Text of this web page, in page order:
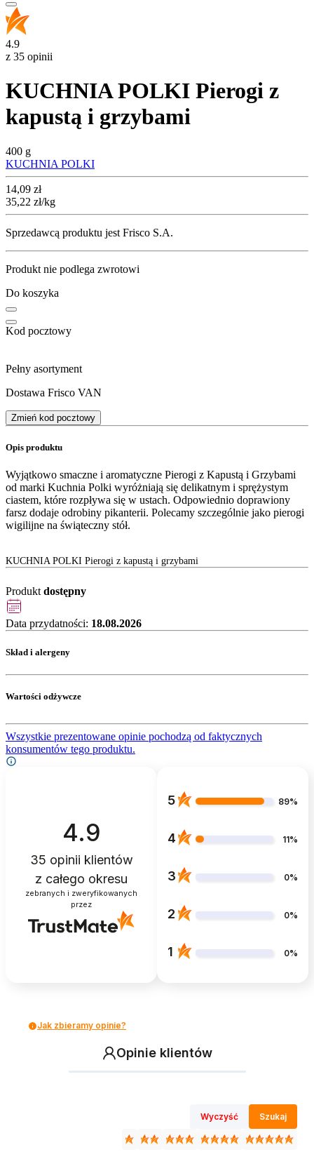
4.9
z 35 opinii
KUCHNIA POLKI Pierogi z
kapustą i grzybami
400 g
KUCHNIA POLKI
Cena
14,09 zł
35,22 zł/kg
Sprzedawcą produktu jest Frisco S.A.
Produkt nie podlega zwrotowi
Do koszyka
Kod pocztowy
Pełny asortyment
Dostawa Frisco VAN
Zmień kod pocztowy
Opis produktu
Wyjątkowo smaczne i aromatyczne Pierogi z Kapustą i Grzybami
od marki Kuchnia Polki wyróżniają się delikatnym i sprężystym
ciastem, które rozpływa się w ustach. Odpowiednio doprawiony
farsz dodaje odrobiny pikanterii. Polecamy szczególnie jako pierogi
wigilijne na świąteczny stół.
KUCHNIA POLKI Pierogi z kapustą i grzybami
Produkt dostępny
Data przydatności: 18.08.2026
Skład i alergeny
Wartości odżywcze
Wszystkie prezentowane opinie pochodzą od faktycznych
konsumentów tego produktu.
4.9
35 opinii klientów
z całego okresu
zebranych i zweryfikowanych
przez
5 89%
4 11%
3 0%
2 0%
1 0%
Jak zbieramy opinie?
Opinie klientów
Wyczyść Szukaj